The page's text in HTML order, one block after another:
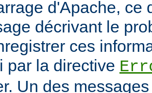
d'Apache, ce
décrivant le
ces
par la directive
Un des